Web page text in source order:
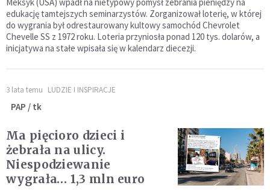
edukację tamtejszych seminarzystów. Zorganizował loterię, w której
do wygrania był odrestaurowany kultowy samochód Chevrolet
Chevelle SS z 1972 roku. Loteria przyniosła ponad 120 tys. dolarów, a
inicjatywa na stałe wpisała się w kalendarz diecezji.
3 lata temu LUDZIE I INSPIRACJE
PAP / tk
Ma pięcioro dzieci i
żebrała na ulicy.
Niespodziewanie
wygrała… 1,3 mln euro